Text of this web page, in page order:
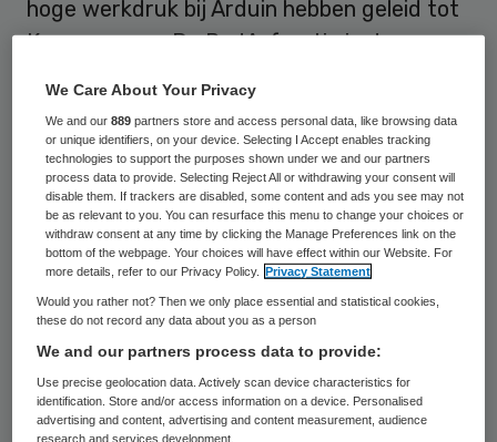
hoge werkdruk bij Arduin hebben geleid tot
Kamervragen. De PvdA-fractie in de
waren bij het ministerie en de inspectie. Dat
meldt Omroep Zeeland.
Vakbond FNV heeft maandag een
zwartboek‘ overhandigd aan Peter van
Wijk, directeur van Arduin. Hierin trekken
werknemers van de instelling voor
gehandicaptenzorg aan de bel over de hoge
werkdruk, die bij een deel van hen al tot
gezondheidsklachten leidt. De druk zou
We Care About Your Privacy
We and our889 partners store and access personal data, like browsing data
or unique identifiers, on your device. Selecting I Accept enables tracking
technologies to support the purposes shown under we and our partners
process data to provide. Selecting Reject All or withdrawing your consent will
disable them. If trackers are disabled, some content and ads you see may not
be as relevant to you. You can resurface this menu to change your choices or
withdraw consent at any time by clicking the Manage Preferences link on the
bottom of the webpage. Your choices will have effect within our Website. For
more details, refer to our Privacy Policy.
Privacy Statement
Would you rather not? Then we only place essential and statistical cookies,
these do not record any data about you as a person
We and our partners process data to provide:
Use precise geolocation data. Actively scan device characteristics for
identification. Store and/or access information on a device. Personalised
advertising and content, advertising and content measurement, audience
research and services development.